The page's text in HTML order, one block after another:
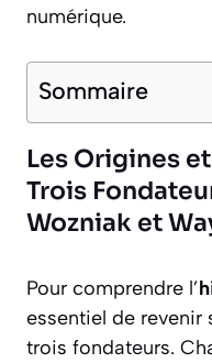
numérique.
Sommaire
Les Origines
Trois
Wozniak et
Pour comprendre l’
essentiel de revenir
trois fondateurs.